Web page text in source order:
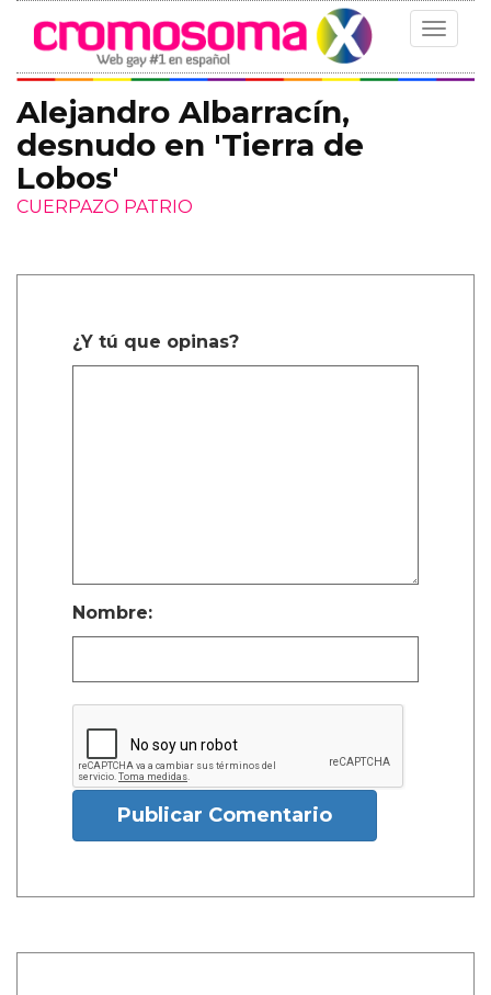
Toggle
Alejandro Albarracín,
desnudo en 'Tierra de
Lobos'
CUERPAZO PATRIO
¿Y tú que opinas?
Nombre:
Publicar Comentario